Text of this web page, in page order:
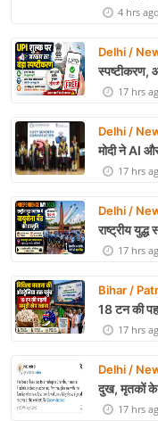
4 hrs ago
Delhi /
स्पष्टीकरण,
17 hrs
Delhi /
मोदी ने AI
17 hrs
Delhi /
राष्ट्रीय
17 hrs
Bihar /
18 टन की
17 hrs
Delhi /
दुख, मृतकों के
17 hrs